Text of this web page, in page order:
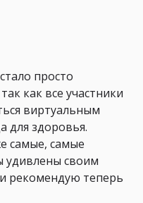
просто
как все участники
виртуальным
для здоровья.
самые, самые
удивлены своим
рекомендую теперь